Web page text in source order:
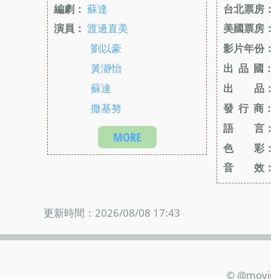
編劇： 蘇達
演員： 渡邊直美
劉以豪
黃瀞怡
蘇達
撒基努
MORE
台北票房
美國票房
影片年份
出 品 國
出 品
發 行 商
語 言
色 彩
音 效
更新時間：2026/08/08 17:43
©